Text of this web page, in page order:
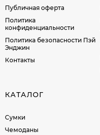
Публичная оферта
Политика
конфиденциальности
Политика безопасности Пэй
Энджин
Контакты
КАТАЛОГ
Сумки
Чемоданы